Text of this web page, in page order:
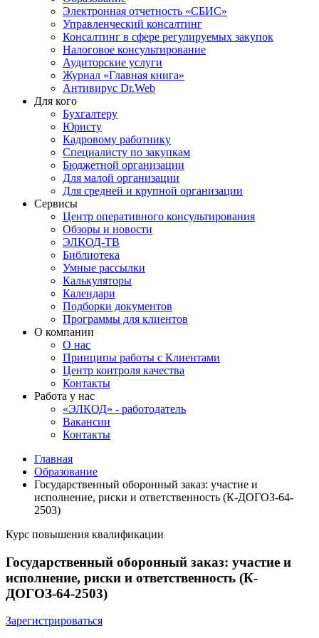
Электронная отчетность «СБИС»
Управленческий консалтинг
Консалтинг в сфере регулируемых закупок
Налоговое консультирование
Аудиторские услуги
Журнал «Главная книга»
Антивирус Dr.Web
Для кого
Бухгалтеру
Юристу
Кадровому работнику
Специалисту по закупкам
Бюджетной организации
Для малой организации
Для средней и крупной организации
Сервисы
Центр оперативного консультирования
Обзоры и новости
ЭЛКОД-ТВ
Библиотека
Умные рассылки
Калькуляторы
Календари
Подборки документов
Программы для клиентов
О компании
О нас
Принципы работы с Клиентами
Центр контроля качества
Контакты
Работа у нас
«ЭЛКОД» - работодатель
Вакансии
Контакты
Главная
Образование
Государственный оборонный заказ: участие и
исполнение, риски и ответственность (К-ДОГОЗ-64-
2503)
Курс повышения квалификации
Государственный оборонный заказ: участие и
исполнение, риски и ответственность (К-
ДОГОЗ-64-2503)
Зарегистрироваться